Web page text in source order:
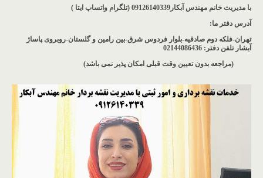
با مدیریت خانم مهندس آبکار09126140339 (تلگرام واتساپ ایتا )
آدرس دفتر ما:
تهران-فلکه دوم صادقیه-بلوار فردوس شرق-بین رامین و گلستان-روبروی پاساژ
آبشار تلفن دفتر: 02144086436
(مراجعه بدون تعیین وقت قبلی امکان پذیر نمی باشد)